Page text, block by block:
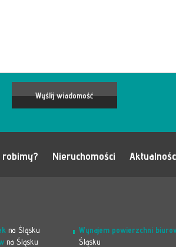
robimy? Nieruchomości
na Śląsku
na Śląsku
Wynajem powierzchni
Śląsku